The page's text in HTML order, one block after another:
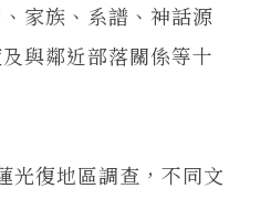
家族、系譜、神話源
與鄰近部落關係等十
復地區調查，不同文